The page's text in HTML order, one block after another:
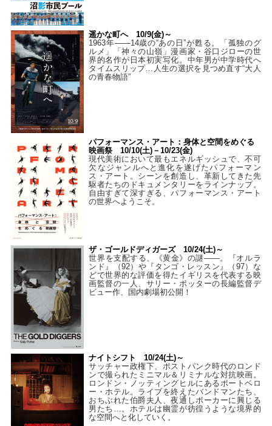
遥かな町へ 10/9(金)～
1963年――14歳の“あの日”が甦る。「孤独のグ
ルメ」「神々の山嶺」漫画家・谷口ジローの世
界的名作が日本初実写化。中年男が中学時代へ
タイムスリップ…人生の選択を見つめ直す“大人
の青春物語”
パフォーマンス・アート：身体と空間をめぐる
映画祭 10/10(土)－10/23(金)
現代美術において最もエネルギッシュで、不可
欠なジャンルへと進化を遂げたパフォーマン
ス・アート。シーンを創造し、革新してきた先
駆者たちのドキュメンタリーをラインナップ。
自由すぎて深すぎる、パフォーマンス・アート
の世界へようこそ。
ザ・ゴールドディガーズ 10/24(土)～
世界を支配する、《黄金》の謎――。『オルラ
ンド』（92）や『タンゴ・レッスン』（97）な
どで世界的な評価を得たイギリスを代表する映
画監督の一人、サリー・ポッターの長編監督デ
ビュー作、国内劇場初公開！
ナイトシフト 10/24(土)～
サッチャー政権下、ポストパンク時代のロンド
ンで撮られたミニマル＆リミナルな対抗映画。
ロンドン・ノッティングヒルにあるポートベロ
ー・ホテル。ライブを終えたバンドマンたち、
おちぶれた伯爵夫人、夜通しポーカーに興じる
男たち…。ホテルは幽霊が彷徨うような境界的
な空間へと化していく。